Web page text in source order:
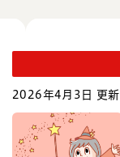
2026年4月3日 更新